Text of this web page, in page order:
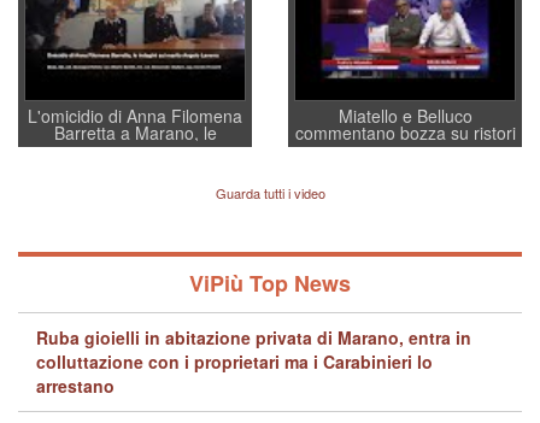
L'omicidio di Anna Filomena
Barretta a Marano, le
indagini dei carabinieri di
Lavarra: più avvincenti di
quelle di... Barbara D'Urso
Miatello e Belluco
commentano bozza su ristori
BPVi e Veneto Banca
Guarda tutti i video
ViPiù Top News
Ruba gioielli in abitazione privata di Marano, entra in
colluttazione con i proprietari ma i Carabinieri lo
arrestano